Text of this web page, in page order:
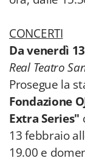
CONCERTI
Da venerdì
Real Teatro
Prosegue la
Fondazione
Extra Series"
13 febbraio
19.00 e